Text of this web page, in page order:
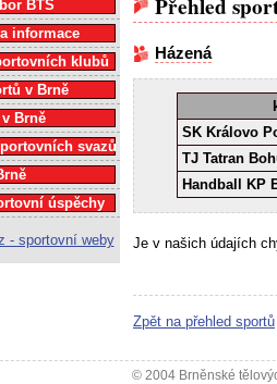
Přehled
Házená
SK Královo
TJ Tatran
Handball KP
Je v našich údajích
Zpět na přehled sportů
BTS
informace
klubů
v Brně
Brně
svazů
úspěchy
© 2004 Brněnské